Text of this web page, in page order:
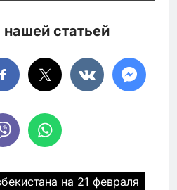
статьей
на 21 февраля